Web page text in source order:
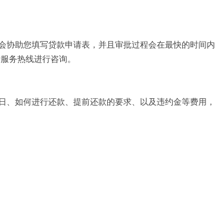
助您填写贷款申请表，并且审批过程会在最快的时间内
务热线进行咨询。
如何进行还款、提前还款的要求、以及违约金等费用，